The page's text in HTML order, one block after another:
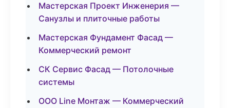
Мастерская Проект Инженерия —
Санузлы и плиточные работы
Мастерская Фундамент Фасад —
Коммерческий ремонт
СК Сервис Фасад — Потолочные
системы
ООО Line Монтаж — Коммерческий